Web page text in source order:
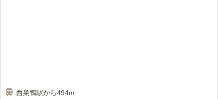
西巣鴨駅から494m